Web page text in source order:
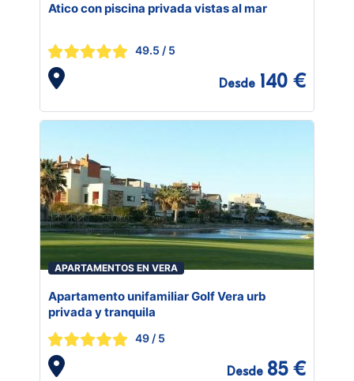
Atico con piscina privada vistas al mar
49.5 / 5
Desde 140 €
APARTAMENTOS EN VERA
Apartamento unifamiliar Golf Vera urb
privada y tranquila
49 / 5
Desde 85 €